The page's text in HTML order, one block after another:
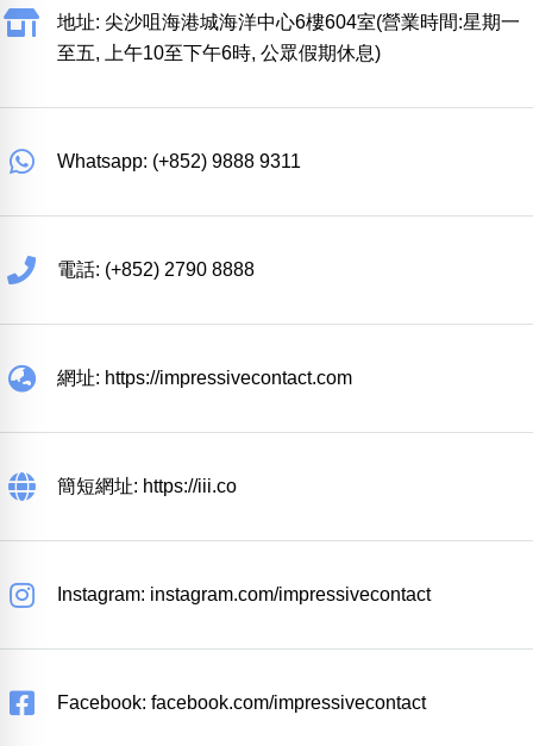
地址: 尖沙咀海港城海洋中心6樓604室(營業時間:星期一
至五, 上午10至下午6時, 公眾假期休息)
Whatsapp: (+852) 9888 9311
電話: (+852) 2790 8888
網址: https://impressivecontact.com
簡短網址: https://iii.co
Instagram: instagram.com/impressivecontact
Facebook: facebook.com/impressivecontact